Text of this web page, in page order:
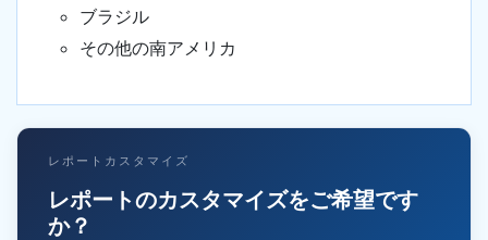
ブラジル
その他の南アメリカ
レポートカスタマイズ
レポートのカスタマイズをご希望です
か？